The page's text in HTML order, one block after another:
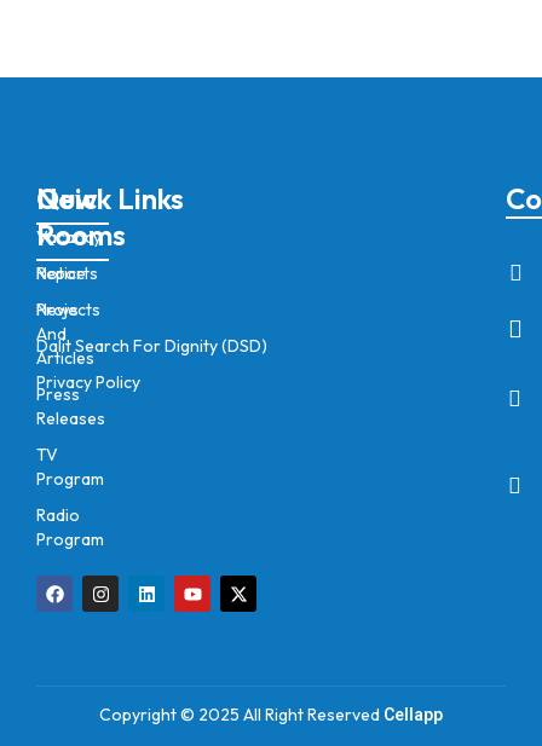
New
Rooms
Notice
News
And
Articles
Press
Releases
TV
Program
Radio
Program
Quick Links
Vacancy
Reports
Projects
Dalit Search For Dignity (DSD)
Privacy Policy
Copyright © 2025 All Right Reserved Cellapp